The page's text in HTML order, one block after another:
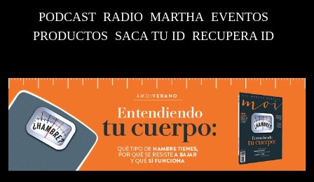
PODCAST RADIO MARTHA EVENTOS
PRODUCTOS SACA TU ID RECUPERA ID